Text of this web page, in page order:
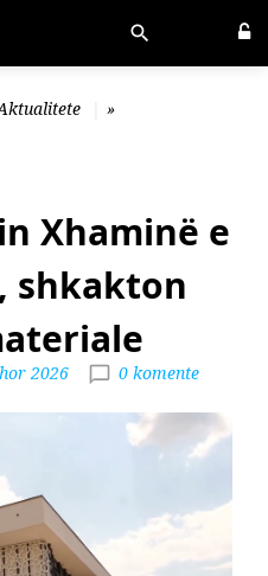
»
Xhaminë e
shkakton
2026 0 komente